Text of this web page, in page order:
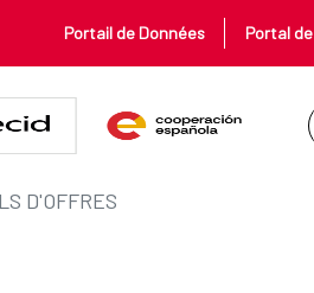
Portail de Données Portal
D'OFFRES